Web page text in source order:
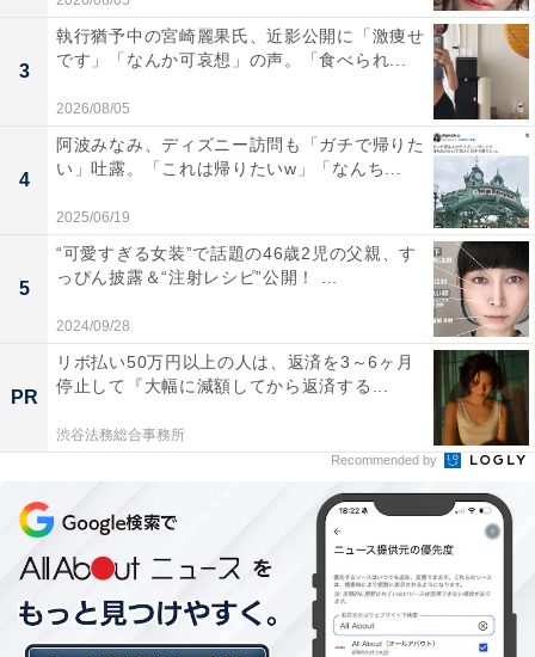
3
執行猶予中の宮崎麗果氏、近影公開に「激痩せ
です」「なんか可哀想」の声。「食べられ...
2026/08/05
4
阿波みなみ、ディズニー訪問も「ガチで帰りた
い」吐露。「これは帰りたいw」「なんち...
2025/06/19
5
“可愛すぎる女装”で話題の46歳2児の父親、す
っぴん披露＆“注射レシピ”公開！ ...
2024/09/28
PR
リボ払い50万円以上の人は、返済を3～6ヶ月
停止して『大幅に減額してから返済する...
渋谷法務総合事務所
Recommended by